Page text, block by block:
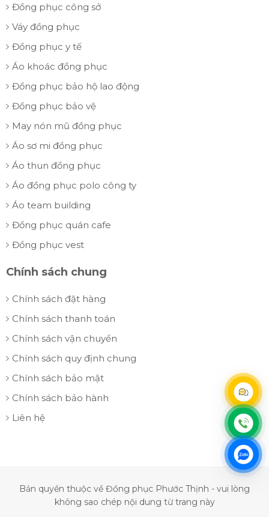
Đồng phục công sở
Váy đồng phục
Đồng phục y tế
Áo khoác đồng phục
Đồng phục bảo hộ lao động
Đồng phục bảo vệ
May nón mũ đồng phục
Áo sơ mi đồng phục
Áo thun đồng phục
Áo đồng phục polo công ty
Áo team building
Đồng phục quán cafe
Đồng phục vest
Chính sách chung
Chính sách đặt hàng
Chính sách thanh toán
Chính sách vận chuyển
Chính sách quy định chung
Chính sách bảo mật
Chính sách bảo hành
Liên hệ
Bản quyền thuộc về Đồng phục Phước Thịnh - vui lòng
không sao chép nội dung từ trang này